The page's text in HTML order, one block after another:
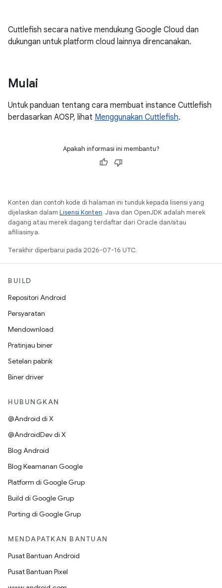
Cuttlefish secara native mendukung Google Cloud dan
dukungan untuk platform cloud lainnya direncanakan.
Mulai
Untuk panduan tentang cara membuat instance Cuttlefish
berdasarkan AOSP, lihat Menggunakan Cuttlefish.
Apakah informasi ini membantu?
Konten dan contoh kode di halaman ini tunduk kepada lisensi yang
dijelaskan dalam Lisensi Konten. Java dan OpenJDK adalah merek
dagang atau merek dagang terdaftar dari Oracle dan/atau
afiliasinya.
Terakhir diperbarui pada 2026-07-16 UTC.
BUILD
Repositori Android
Persyaratan
Mendownload
Pratinjau biner
Setelan pabrik
Biner driver
HUBUNGKAN
@Android di X
@AndroidDev di X
Blog Android
Blog Keamanan Google
Platform di Google Grup
Build di Google Grup
Porting di Google Grup
MENDAPATKAN BANTUAN
Pusat Bantuan Android
Pusat Bantuan Pixel